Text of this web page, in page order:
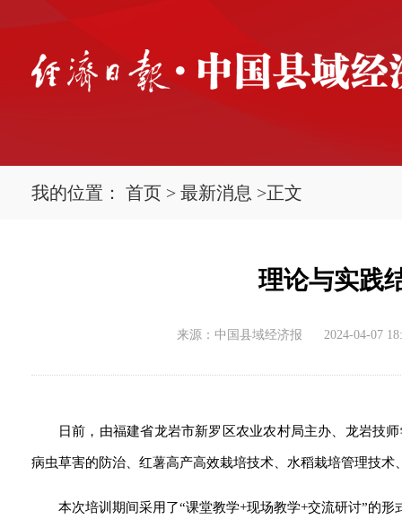
我的位置： 首页 > 最新消息 >正文
理论与实践
来源：中国县域经济报 2024-04-07
日前，由福建省龙岩市新罗区农业农村局主办、龙岩技
病虫草害的防治、红薯高产高效栽培技术、水稻栽培管理技
本次培训期间采用了“课堂教学+现场教学+交流研讨”的